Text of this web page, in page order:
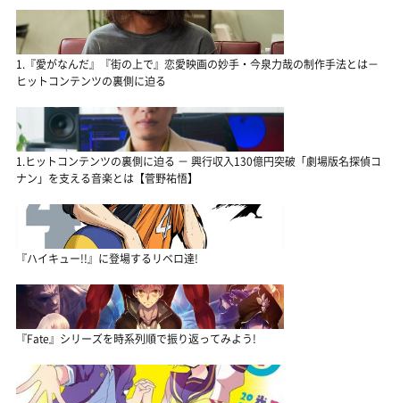
1.『愛がなんだ』『街の上で』恋愛映画の妙手・今泉力哉の制作手法とは－
ヒットコンテンツの裏側に迫る
1.ヒットコンテンツの裏側に迫る － 興行収入130億円突破「劇場版名探偵コ
ナン」を支える音楽とは【菅野祐悟】
『ハイキュー!!』に登場するリベロ達!
『Fate』シリーズを時系列順で振り返ってみよう!